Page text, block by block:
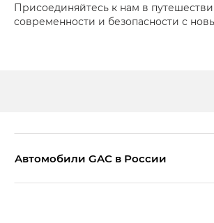
Присоединяйтесь к нам в
современности и безопасности с
Aвтомобили GAC в России